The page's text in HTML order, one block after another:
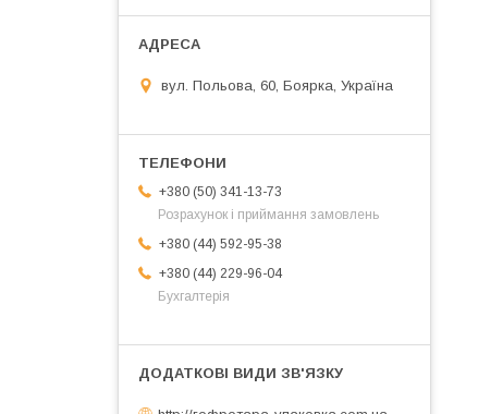
вул. Польова, 60, Боярка, Україна
+380 (50) 341-13-73
Розрахунок і приймання замовлень
+380 (44) 592-95-38
+380 (44) 229-96-04
Бухгалтерія